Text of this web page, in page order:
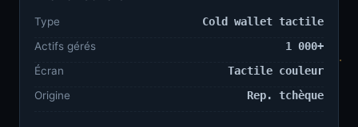
Type
Cold wallet tactile
Actifs gérés
1 000+
Écran
Tactile couleur
Origine
Rep. tchèque